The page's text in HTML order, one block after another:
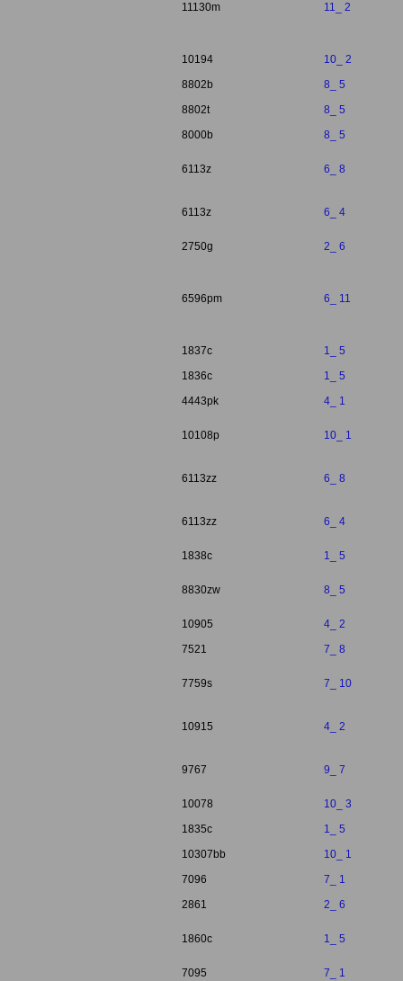
11130m 11_ 2
10194
10_ 2
8802b
8_ 5
8802t
8_ 5
8000b
8_ 5
6113z 6_ 8
6113z 6_ 4
2750g 2_ 6
6596pm 6_ 11
1837c
1_ 5
1836c
1_ 5
4443pk
4_ 1
10108p 10_ 1
6113zz 6_ 8
6113zz 6_ 4
1838c 1_ 5
8830zw 8_ 5
10905
4_ 2
7521
7_ 8
7759s 7_ 10
10915 4_ 2
9767 9_ 7
10078
10_ 3
1835c
1_ 5
10307bb
10_ 1
7096
7_ 1
2861
2_ 6
1860c 1_ 5
7095
7_ 1